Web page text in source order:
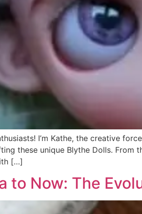
I’m Kathe, the creative
these unique Blythe Dolls. From
[…]
to Now: The